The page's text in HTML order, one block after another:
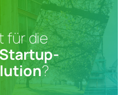
für die
?